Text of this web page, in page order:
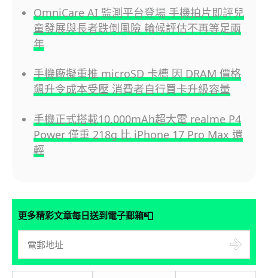
OmniCare AI 監測平台登場 手機拍片即評兒
童發展與長者跌倒風險 輪候評估不再等足兩
年
手機廠擬重推 microSD 卡槽 因 DRAM 價格
飆升令成本受壓 消費者自行買卡升級容量
手機正式搭載10,000mAh超大電 realme P4
Power 僅重 218g 比 iPhone 17 Pro Max 還
輕
更多精彩文章每日送到電子郵箱📮